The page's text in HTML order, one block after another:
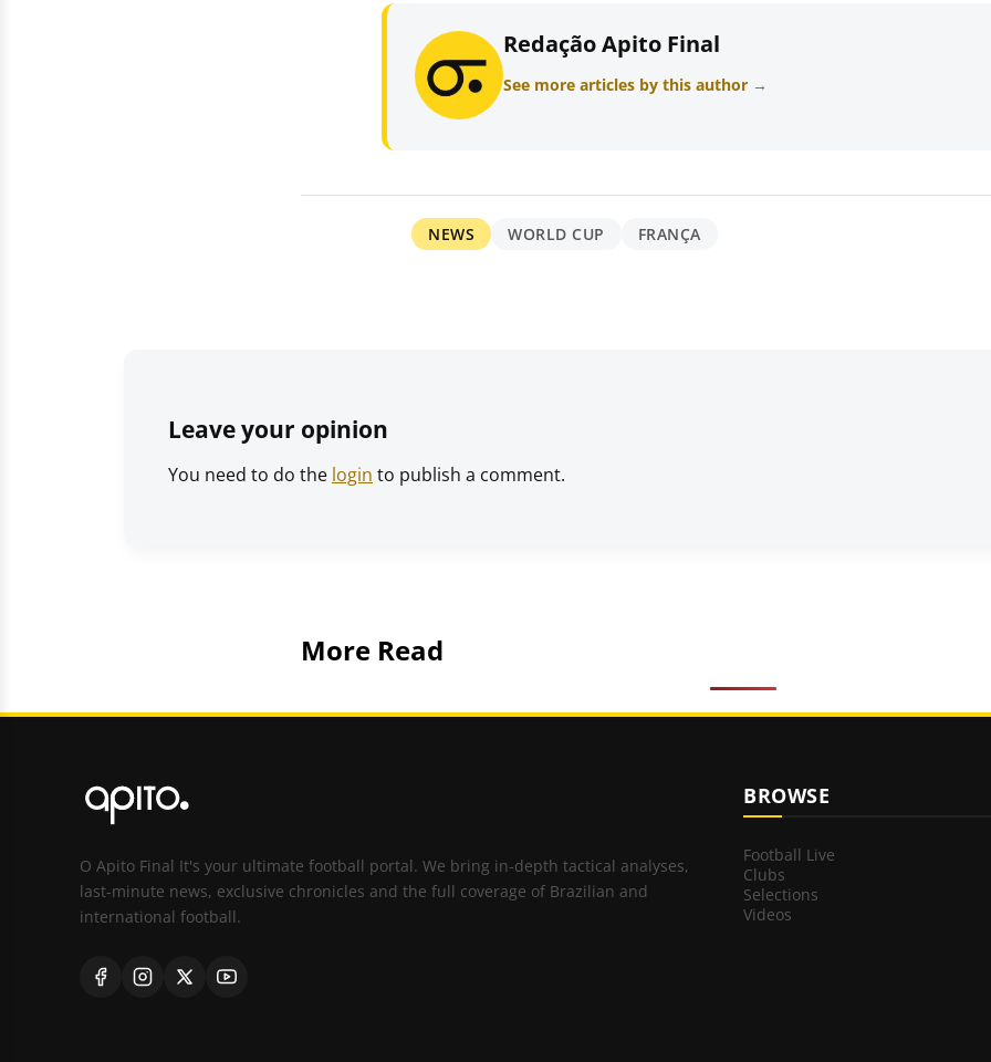
Redação Apito Final
See more articles by this author →
NEWS WORLD CUP FRANÇA
Leave your opinion
You need to do the login to publish a comment.
More Read
O Apito Final It's your ultimate football portal. We bring in-depth tactical analyses,
last-minute news, exclusive chronicles and the full coverage of Brazilian and
international football.
BROWSE
Football Live
Clubs
Selections
Videos